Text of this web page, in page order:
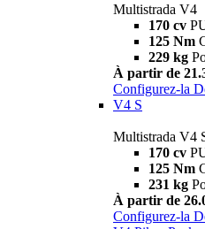
Multistrada V4
170 cv
125 Nm
229 kg
À partir de
Configurez-la
V4 S
Multistrada V4
170 cv
125 Nm
231 kg
À partir de
Configurez-la